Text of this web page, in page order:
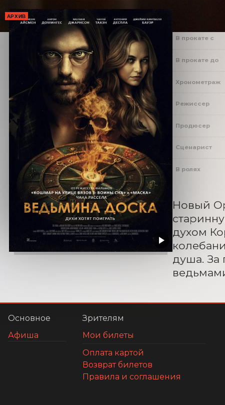
АРХИВ
В прокате с
В прокате до
Хронометраж
Режиссер
Продюсер
Сценарист
В ролях
Новый
духом
душа. За
Основное
Афиша
Зрителям
Мои билеты
Оплата картой
Возврат билетов
Правила и соглашения